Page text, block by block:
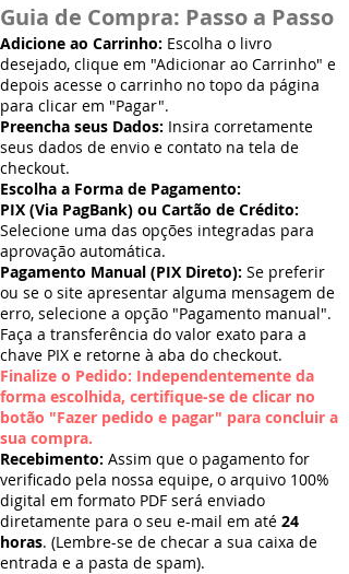
Guia de Compra: Passo a Passo
Adicione ao Carrinho: Escolha o livro
desejado, clique em "Adicionar ao Carrinho" e
depois acesse o carrinho no topo da página
para clicar em "Pagar".
Preencha seus Dados: Insira corretamente
seus dados de envio e contato na tela de
checkout.
Escolha a Forma de Pagamento:
PIX (Via PagBank) ou Cartão de Crédito:
Selecione uma das opções integradas para
aprovação automática.
Pagamento Manual (PIX Direto): Se preferir
ou se o site apresentar alguma mensagem de
erro, selecione a opção "Pagamento manual".
Faça a transferência do valor exato para a
chave PIX e retorne à aba do checkout.
Finalize o Pedido: Independentemente da
forma escolhida, certifique-se de clicar no
botão "Fazer pedido e pagar" para concluir a
sua compra.
Recebimento: Assim que o pagamento for
verificado pela nossa equipe, o arquivo 100%
digital em formato PDF será enviado
diretamente para o seu e-mail em até 24
horas. (Lembre-se de checar a sua caixa de
entrada e a pasta de spam).